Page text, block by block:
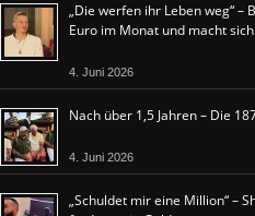
„Die werfen ihr Leben weg“
Euro im Monat und macht
4. Juni 2026
Nach über 1,5 Jahren – Die
4. Juni 2026
„Schuldet mir eine Million“ –